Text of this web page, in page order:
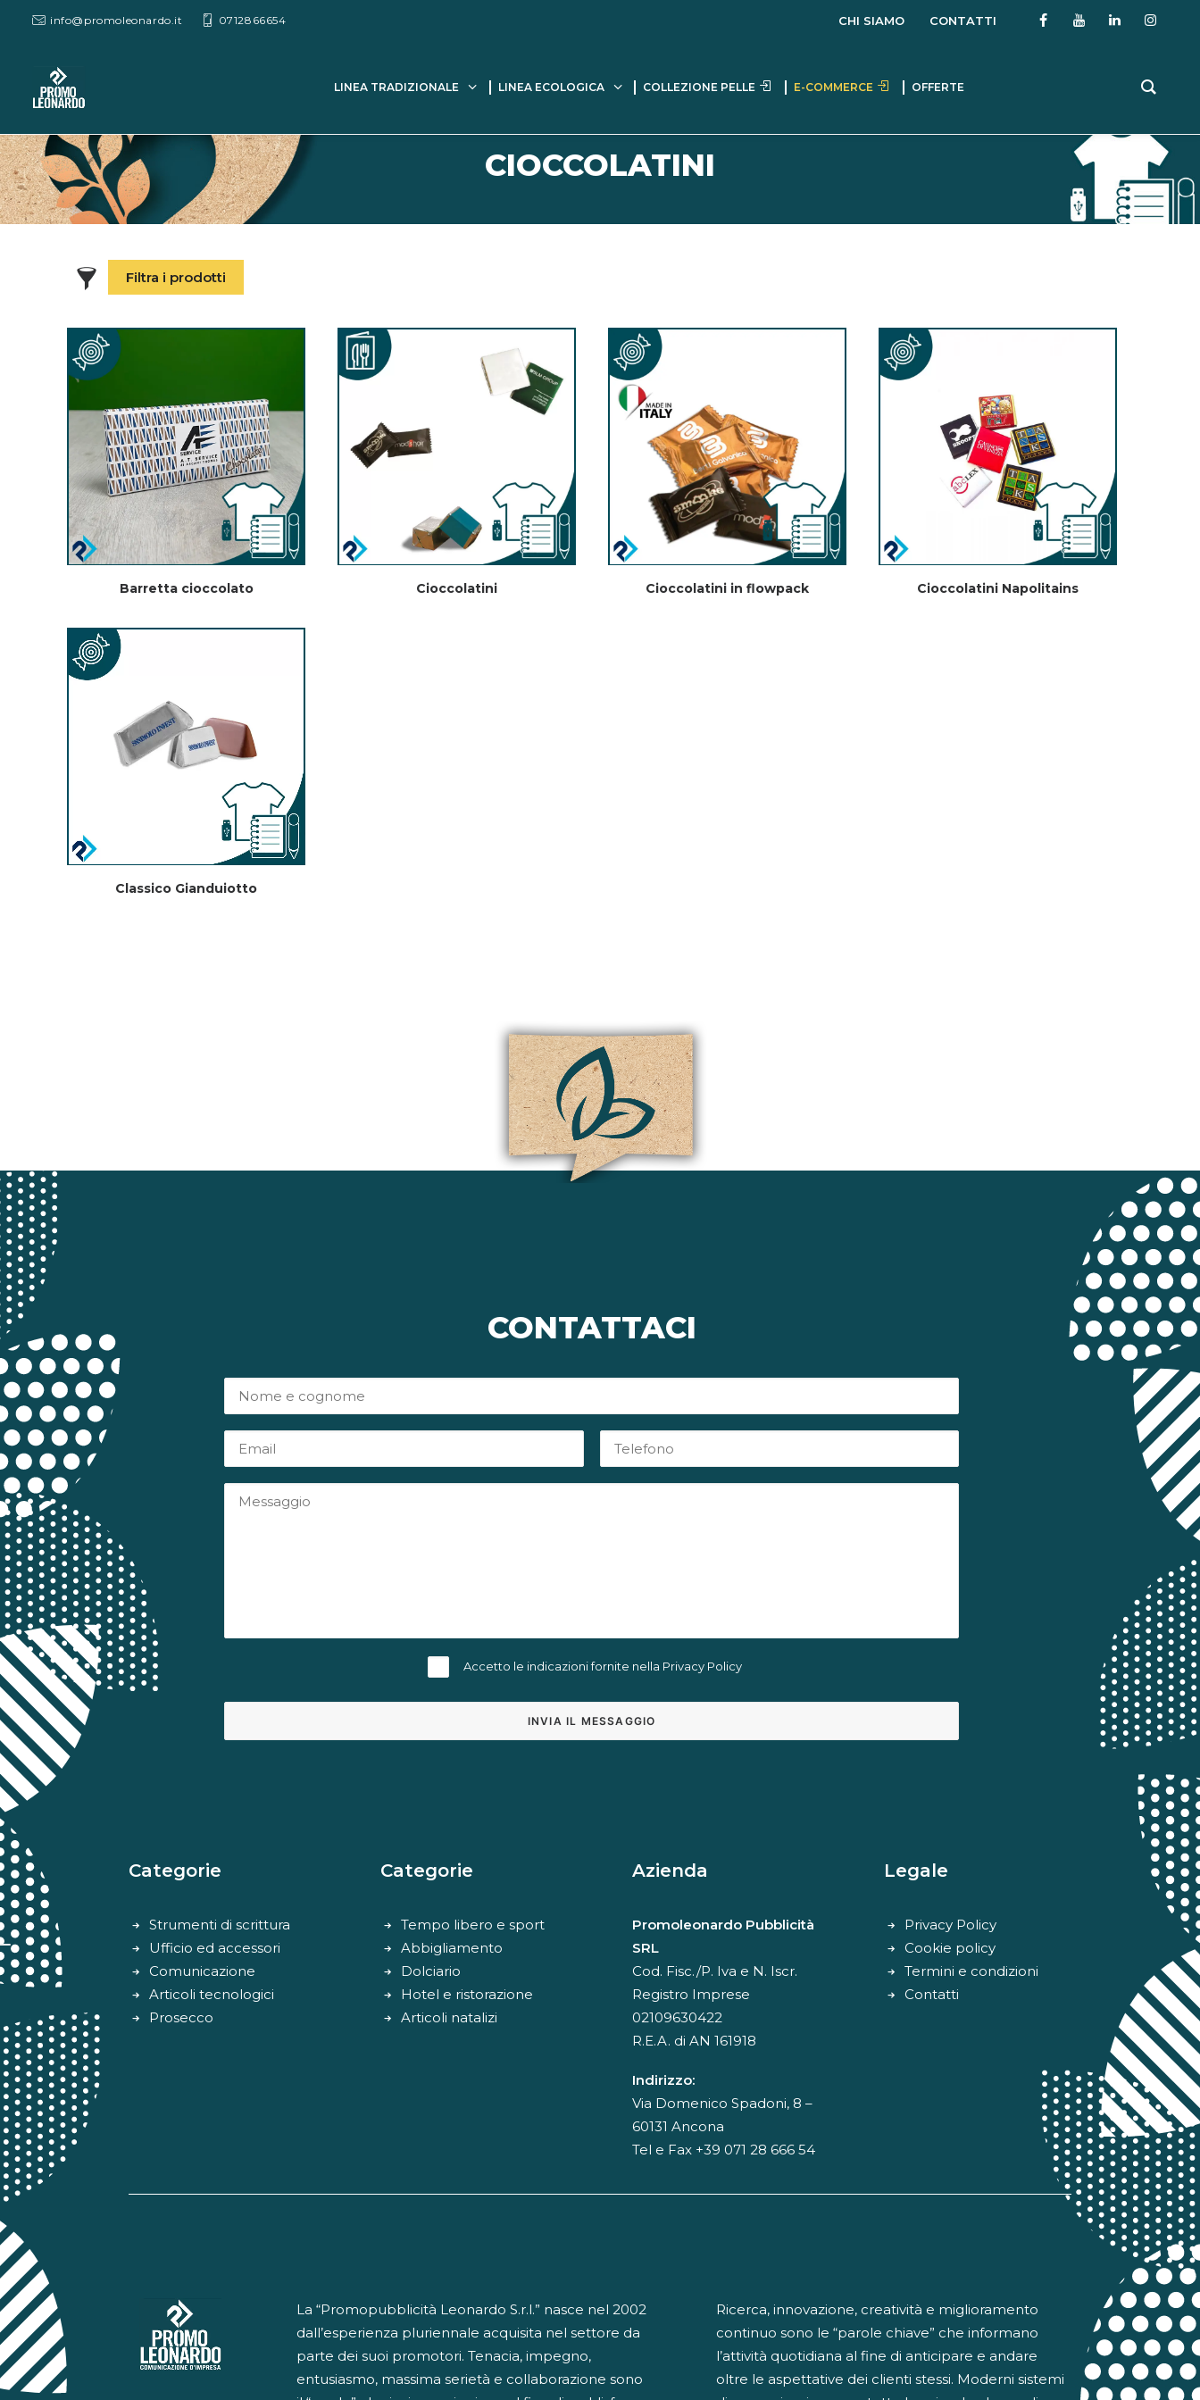
info@promoleonardo.it 0712866654 CHI SIAMO CONTATTI
LINEA TRADIZIONALE LINEA ECOLOGICA COLLEZIONE PELLE E-COMMERCE OFFERTE
CIOCCOLATINI
Filtra i prodotti
Barretta cioccolato Cioccolatini Cioccolatini in flowpack Cioccolatini Napolitains
Classico Gianduiotto
CONTATTACI
Accetto le indicazioni fornite nella Privacy Policy
Categorie
Strumenti di scrittura
Ufficio ed accessori
Comunicazione
Articoli tecnologici
Prosecco
Categorie
Tempo libero e sport
Abbigliamento
Dolciario
Hotel e ristorazione
Articoli natalizi
Azienda
Promoleonardo Pubblicità
SRL
Cod. Fisc./P. Iva e N. Iscr.
Registro Imprese
02109630422
R.E.A. di AN 161918
Indirizzo:
Via Domenico Spadoni, 8 –
60131 Ancona
Tel e Fax +39 071 28 666 54
Legale
Privacy Policy
Cookie policy
Termini e condizioni
Contatti
La “Promopubblicità Leonardo S.r.l.” nasce nel 2002
dall’esperienza pluriennale acquisita nel settore da
parte dei suoi promotori. Tenacia, impegno,
entusiasmo, massima serietà e collaborazione sono
Ricerca, innovazione, creatività e miglioramento
continuo sono le “parole chiave” che informano
l’attività quotidiana al fine di anticipare e andare
oltre le aspettative dei clienti stessi. Moderni sistemi